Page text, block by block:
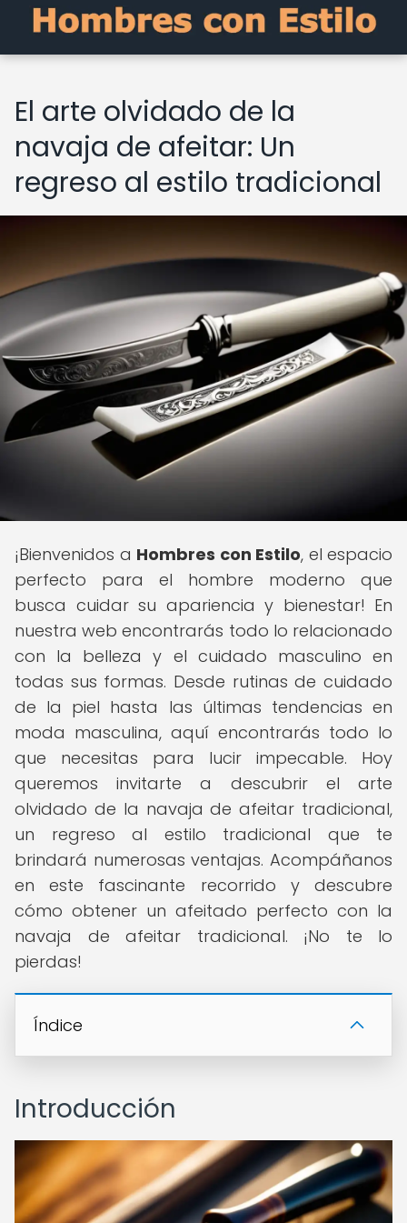
El arte olvidado de la
navaja de afeitar: Un
regreso al estilo tradicional
¡Bienvenidos a Hombres con Estilo, el espacio
perfecto para el hombre moderno que
busca cuidar su apariencia y bienestar! En
nuestra web encontrarás todo lo relacionado
con la belleza y el cuidado masculino en
todas sus formas. Desde rutinas de cuidado
de la piel hasta las últimas tendencias en
moda masculina, aquí encontrarás todo lo
que necesitas para lucir impecable. Hoy
queremos invitarte a descubrir el arte
olvidado de la navaja de afeitar tradicional,
un regreso al estilo tradicional que te
brindará numerosas ventajas. Acompáñanos
en este fascinante recorrido y descubre
cómo obtener un afeitado perfecto con la
navaja de afeitar tradicional. ¡No te lo
pierdas!
Índice
Introducción